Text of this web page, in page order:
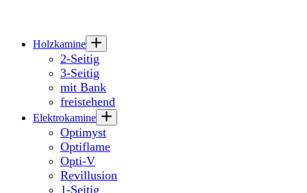
Holzkamine
2-Seitig
3-Seitig
mit Bank
freistehend
Elektrokamine
Optimyst
Optiflame
Opti-V
Revillusion
1-Seitig